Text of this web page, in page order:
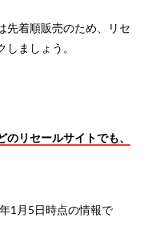
先着順販売のため、リセ
ましょう。
リセールサイトでも、
1月5日時点の情報で